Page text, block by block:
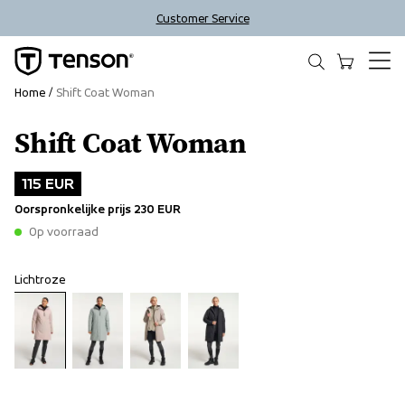
Customer Service
Shift Coat Woman
115 EUR
Oorspronkelijke prijs 230 EUR
Op voorraad
Lichtroze
Home Shift Coat Woman
Outlet